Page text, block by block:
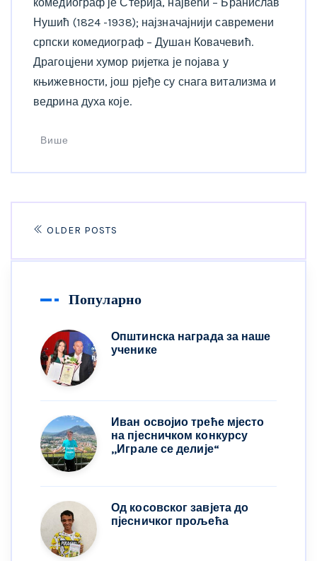
Нушић (1824 -1938); најзначајнији савремени
српски комедиограф – Душан Ковачевић.
Драгоцјени хумор ријетка је појава у
књижевности, још рјеђе су снага витализма и
ведрина духа које.
Више
OLDER POSTS
Популарно
Општинска награда за наше
ученике
Иван освојио треће мјесто
на пјесничком конкурсу
,,Играле се делије“
Од косовског завјета до
пјесничког прољећа